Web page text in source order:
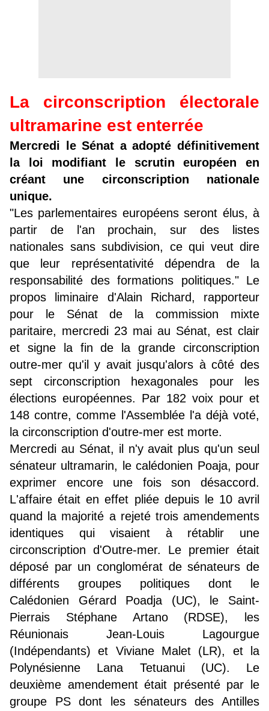
La circonscription électorale
ultramarine est enterrée
Mercredi le Sénat a adopté définitivement
la loi modifiant le scrutin européen en
créant une circonscription nationale
unique.
"Les parlementaires européens seront élus, à
partir de l'an prochain, sur des listes
nationales sans subdivision, ce qui veut dire
que leur représentativité dépendra de la
responsabilité des formations politiques." Le
propos liminaire d'Alain Richard, rapporteur
pour le Sénat de la commission mixte
paritaire, mercredi 23 mai au Sénat, est clair
et signe la fin de la grande circonscription
outre-mer qu'il y avait jusqu'alors à côté des
sept circonscription hexagonales pour les
élections européennes. Par 182 voix pour et
148 contre, comme l'Assemblée l'a déjà voté,
la circonscription d'outre-mer est morte.
Mercredi au Sénat, il n'y avait plus qu'un seul
sénateur ultramarin, le calédonien Poaja, pour
exprimer encore une fois son désaccord.
L'affaire était en effet pliée depuis le 10 avril
quand la majorité a rejeté trois amendements
identiques qui visaient à rétablir une
circonscription d'Outre-mer. Le premier était
déposé par un conglomérat de sénateurs de
différents groupes politiques dont le
Calédonien Gérard Poadja (UC), le Saint-
Pierrais Stéphane Artano (RDSE), les
Réunionais Jean-Louis Lagourgue
(Indépendants) et Viviane Malet (LR), et la
Polynésienne Lana Tetuanui (UC). Le
deuxième amendement était présenté par le
groupe PS dont les sénateurs des Antilles